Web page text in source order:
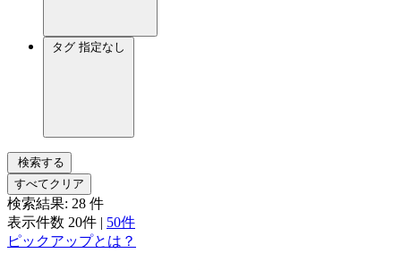
タグ 指定なし
検索する
すべてクリア
検索結果: 28 件
表示件数 20件 | 50件
ピックアップとは？